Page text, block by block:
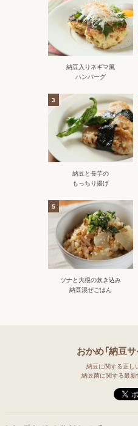
納豆入りネギマ風
ハンバーグ
3
納豆と長芋の
もっちり揚げ
5
ツナと大根の炊き込み
納豆混ぜごはん
おかめ「納豆
納豆に関する正し
納豆菌に関する最